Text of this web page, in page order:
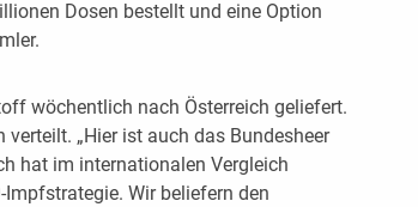
Dosen bestellt und eine Option
wöchentlich nach Österreich geliefert.
„Hier ist auch das Bundesheer
hat im internationalen Vergleich
Wir beliefern den